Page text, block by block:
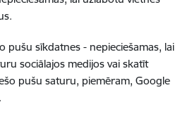
pušu sīkdatnes - nepieciešamas, lai
sociālajos medijos vai skatīt
pušu saturu, piemēram, Google